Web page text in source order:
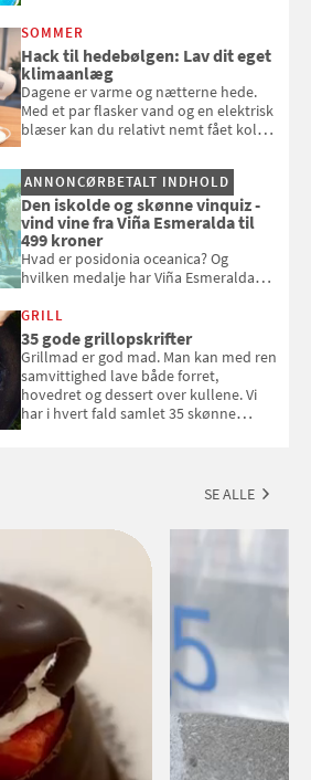
opmærksom, når du smider
badebassinet eller et badedyr ud
SOMMER
Hack til hedebølgen: Lav dit eget
klimaanlæg
Dagene er varme og nætterne hede.
Med et par flasker vand og en elektrisk
blæser kan du relativt nemt fået koldt
og se, hvordan du gør
ANNONCØRBETALT INDHOLD
Den iskolde og skønne vinquiz -
vind vine fra Viña Esmeralda til
499 kroner
Hvad er posidonia oceanica? Og
hvilken medalje har Viña Esmeralda
med i Samvirkes skønne vinquiz, hvor
du kan vinde 6 flasker vin fra Viña
Esmeralda. Konkurrencen slutter 1.
september 2026.
GRILL
35 gode grillopskrifter
Grillmad er god mad. Man kan med ren
samvittighed lave både forret,
hovedret og dessert over kullene. Vi
har i hvert fald samlet 35 skønne
SE ALLE